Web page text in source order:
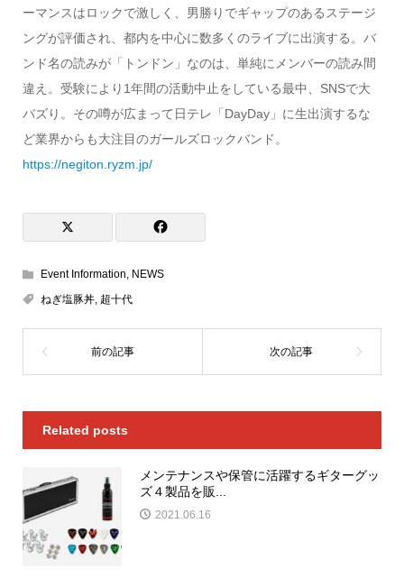
ーマンスはロックで激しく、男勝りでギャップのあるステージ
ングが評価され、都内を中心に数多くのライブに出演する。バ
ンド名の読みが「トンドン」なのは、単純にメンバーの読み間
違え。受験により1年間の活動中止をしている最中、SNSで大
バズり。その噂が広まって日テレ「DayDay」に生出演するな
ど業界からも大注目のガールズロックバンド。
https://negiton.ryzm.jp/
Event Information, NEWS
ねぎ塩豚丼, 超十代
Related posts
メンテナンスや保管に活躍するギターグッ
ズ４製品を販...
2021.06.16